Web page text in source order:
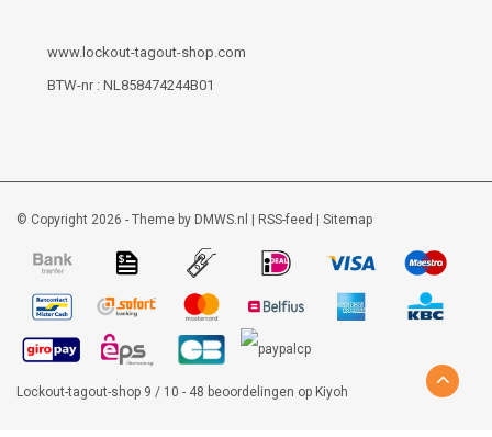
www.lockout-tagout-shop.com
BTW-nr : NL858474244B01
© Copyright 2026 - Theme by DMWS.nl RSS-feed Sitemap
Lockout-tagout-shop 9 / 10 - 48 beoordelingen op Kiyoh